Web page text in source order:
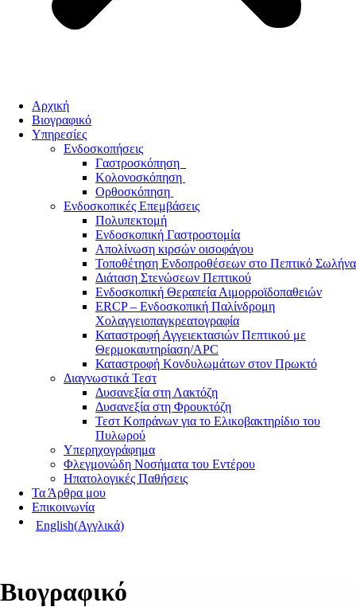
Αρχική
Βιογραφικό
Υπηρεσίες
Ενδοσκοπήσεις
Γαστροσκόπηση
Κολονοσκόπηση
Ορθοσκόπηση
Ενδοσκοπικές Επεμβάσεις
Πολυπεκτομή
Ενδοσκοπική Γαστροστομία
Απολίνωση κιρσών οισοφάγου
Τοποθέτηση Ενδοπροθέσεων στο Πεπτικό Σωλήνα
Διάταση Στενώσεων Πεπτικού
Ενδοσκοπική Θεραπεία Αιμορροϊδοπαθειών
ERCP – Ενδοσκοπική Παλίνδρομη
Χολαγγειοπαγκρεατογραφία
Καταστροφή Αγγειεκτασιών Πεπτικού με
Θερμοκαυτηρίαση/APC
Καταστροφή Κονδυλωμάτων στον Πρωκτό
Διαγνωστικά Τεστ
Δυσανεξία στη Λακτόζη
Δυσανεξία στη Φρουκτόζη
Τεστ Κοπράνων για το Ελικοβακτηρίδιο του
Πυλωρού
Υπερηχογράφημα
Φλεγμονώδη Νοσήματα του Εντέρου
Ηπατολογικές Παθήσεις
Τα Άρθρα μου
Επικοινωνία
English(Αγγλικά)
Βιογραφικό